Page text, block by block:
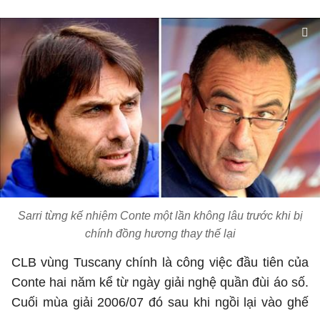
Sarri từng kế nhiệm Conte một lần không lâu trước khi bị
chính đồng hương thay thế lại
CLB vùng Tuscany chính là công việc đầu tiên của
Conte hai năm kể từ ngày giải nghệ quần đùi áo số.
Cuối mùa giải 2006/07 đó sau khi ngồi lại vào ghế